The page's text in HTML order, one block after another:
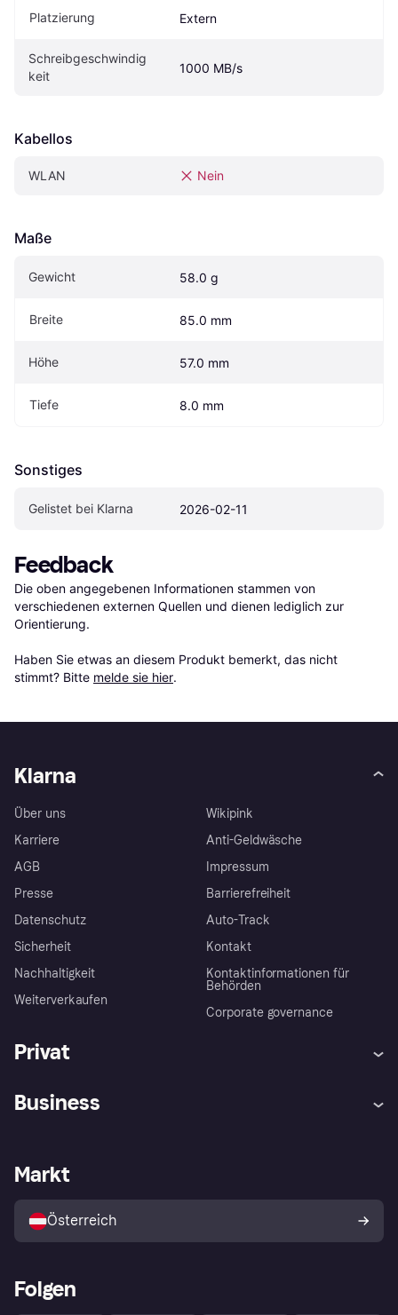
Platzierung Extern
Schreibgeschwindig
keit
1000 MB/s
Kabellos
WLAN Nein
Maße
Gewicht 58.0 g
Breite 85.0 mm
Höhe 57.0 mm
Tiefe 8.0 mm
Sonstiges
Gelistet bei Klarna 2026-02-11
Feedback
Die oben angegebenen Informationen stammen von
verschiedenen externen Quellen und dienen lediglich zur
Orientierung.
Haben Sie etwas an diesem Produkt bemerkt, das nicht
stimmt? Bitte melde sie hier.
Klarna
Über uns
Karriere
AGB
Presse
Datenschutz
Sicherheit
Nachhaltigkeit
Weiterverkaufen
Wikipink
Anti-Geldwäsche
Impressum
Barrierefreiheit
Auto-Track
Kontakt
Kontaktinformationen für
Behörden
Corporate governance
Privat
Shops entdecken
Business
Händlerportal
Markt
Österreich
Folgen